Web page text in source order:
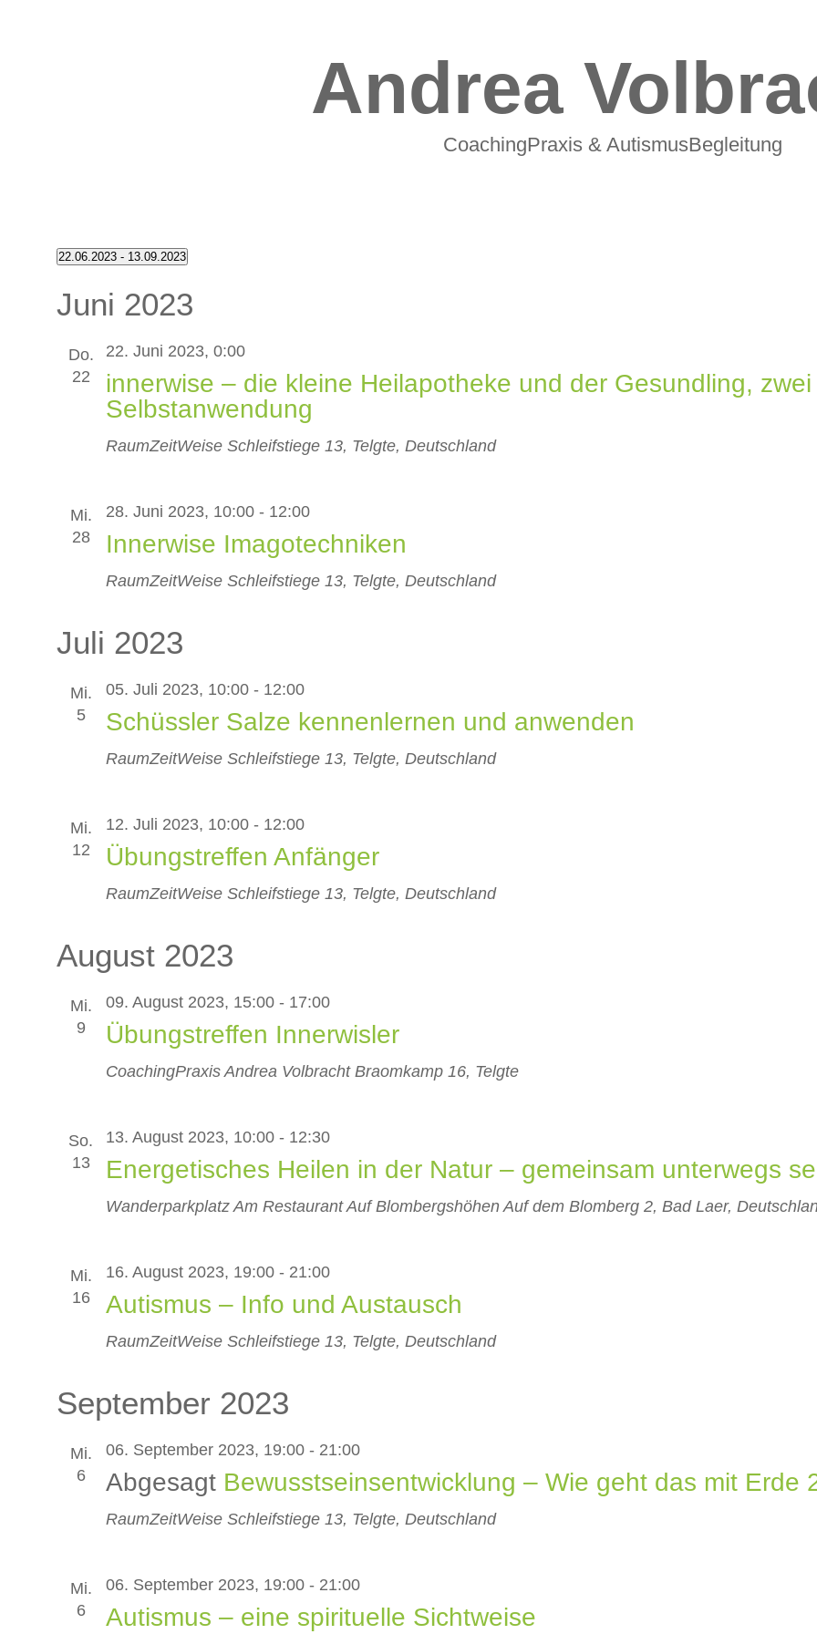
Andrea
CoachingPraxis & AutismusBegleitung
Veranstaltungen
22.06.2023 - 13.09.2023
wählen.
Juni 2023
Do.
22
innerwise – die kleine Heilapotheke und der Gesundling,
Selbstanwendung
22. Juni 2023, 0:00
RaumZeitWeise Schleifstiege 13, Telgte, Deutschland
Mi.
28
Innerwise Imagotechniken
28. Juni 2023, 10:00- 12:00
RaumZeitWeise Schleifstiege 13, Telgte, Deutschland
Juli 2023
Mi.
5
Schüssler Salze kennenlernen und anwenden
05. Juli 2023, 10:00- 12:00
RaumZeitWeise Schleifstiege 13, Telgte, Deutschland
Mi.
12
Übungstreffen Anfänger
12. Juli 2023, 10:00- 12:00
RaumZeitWeise Schleifstiege 13, Telgte, Deutschland
August 2023
Mi.
9
Übungstreffen Innerwisler
09. August 2023, 15:00- 17:00
CoachingPraxis Andrea Volbracht Braomkamp 16, Telgte
So.
13
Energetisches Heilen in der Natur – gemeinsam unterwegs
13. August 2023, 10:00- 12:30
Wanderparkplatz Am Restaurant Auf Blombergshöhen Auf dem Blomberg 2, Bad Laer,
Mi.
16
Autismus – Info und Austausch
16. August 2023, 19:00- 21:00
RaumZeitWeise Schleifstiege 13, Telgte, Deutschland
September 2023
Mi.
6
Abgesagt Bewusstseinsentwicklung – Wie geht das mit Erde
06. September 2023, 19:00- 21:00
RaumZeitWeise Schleifstiege 13, Telgte, Deutschland
Mi.
6
Autismus – eine spirituelle Sichtweise
06. September 2023, 19:00- 21:00